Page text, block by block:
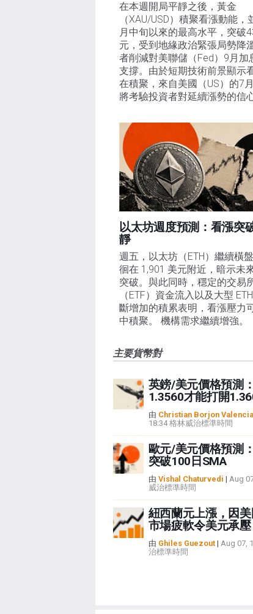
在本週開局平靜之後，黃金
（XAU/USD）積聚看漲動能，
月中旬以來的最高水平，突破
元，受到地緣政治緊張局勢降
者削減對美聯儲（Fed）9月加
支撐。由於短期技術前景顯示
在積聚，來自美國（US）的7
將考驗投資者對延續漲勢的信
以太坊週度預測：看漲突
靜
週五，以太坊（ETH）繼續橫
徊在 1,901 美元附近，暗示未
突破。與此同時，穩定的交易
（ETF）資金流入以及大型
斷增加的積累表明，看漲壓力
中積聚。 機構需求繼續增強。
主要貨幣對
英鎊/美元價格預測
1.3560才能打開
由 Christian Borjon Valencia
18:34 格林威治標準時間
歐元/美元價格預測
突破100日SMA
由 Vishal Chaturvedi | Aug
威治標準時間
紐西蘭元上漲，因
市場疲軟令美元承壓
由 Ghiles Guezout| Aug 07,
治標準時間